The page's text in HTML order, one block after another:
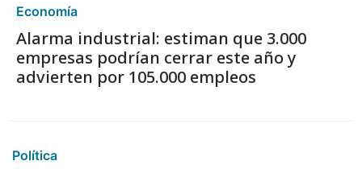
Economía
Alarma industrial: estiman que 3.000
empresas podrían cerrar este año y
advierten por 105.000 empleos
Política